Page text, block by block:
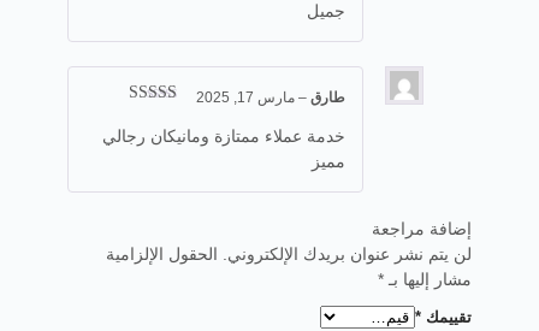
جميل
من 5
طارق – مارس 17, 2025
خدمة عملاء ممتازة ومانيكان رجالي
مميز
إضافة مراجعة
لن يتم نشر عنوان بريدك الإلكتروني.
الحقول الإلزامية
مشار إليها بـ *
تقييمك *